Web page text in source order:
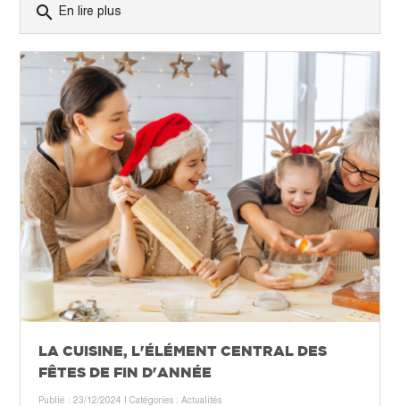
search En lire plus
LA CUISINE, L'ÉLÉMENT CENTRAL DES
FÊTES DE FIN D'ANNÉE
Publié : 23/12/2024 | Catégories : Actualités